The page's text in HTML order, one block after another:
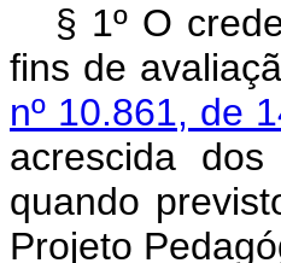
§ 1º O
fins de
nº 10.861, de
acrescida
quando
Projeto